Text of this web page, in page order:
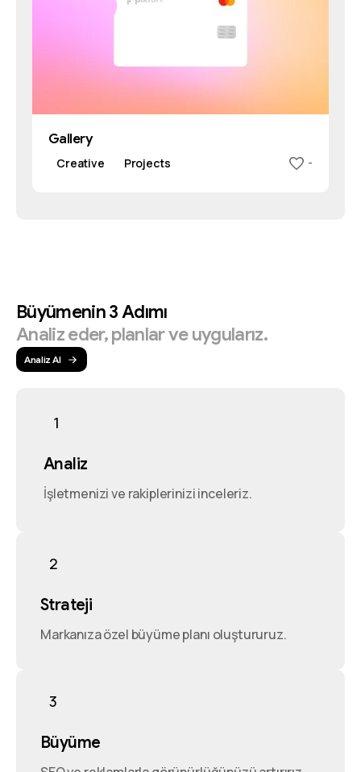
Gallery
Creative Projects -
Büyümenin3Adımı
Analizeder,planlarveuygularız.
Analiz Al
1
Analiz
İşletmenizi ve rakiplerinizi inceleriz.
2
Strateji
Markanıza özel büyüme planı oluştururuz.
3
Büyüme